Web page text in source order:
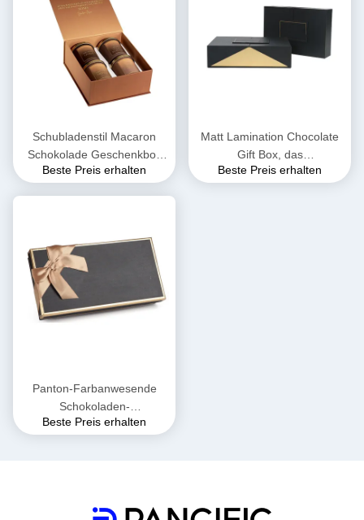
Schubladenstil Macaron
Schokolade Geschenkbox
Verpackung Duplexpapier
Beste Preis erhalten
Matt Lamination Chocolate
Gift Box, das
kundenspezifisches Logo
Beste Preis erhalten
Panton-Farbanwesende
Schokoladen-
Geschenkboxen, die mit
Beste Preis erhalten